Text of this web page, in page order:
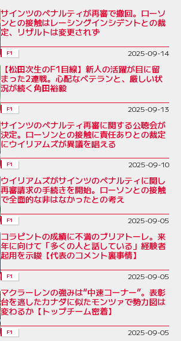
サインツのペナルティが再審で撤回。ローソ
ンとの接触はレーシングインシデントとの裁
定、リザルトは変更されず
F1
2025-09-14
【松田次生のF1目線】新人の活躍が目に留
まった2連戦。心配なベテランと、厳しい状
況が続く角田裕毅
F1 2025-09-13
サインツのペナルティ再審に関する公聴会が
決定。ローソンとの接触に責任ありとの裁定
にウイリアムズが異議を唱える
F1 2025-09-10
ウイリアムズがサインツのペナルティに関し
再審請求の手続きを開始。ローソンとの接触
で全面的な非はなかったとの考え
F1 2025-09-05
コラピントの成績に不満のブリアトーレ。来
年に向けて「多くの人と話している」経験者
起用を示唆【代表のコメント裏事情】
F1 2025-09-05
マクラーレンの強みは“中速コーナー”。表彰
台を逃したカナダに似たモンツァで勢力図は
変わるか【トップチーム密着】
F1 2025-09-05